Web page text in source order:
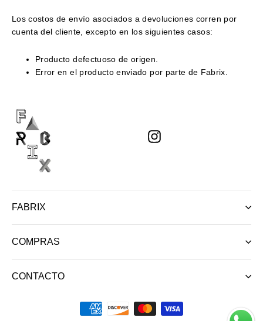
Los costos de envío asociados a devoluciones corren por
cuenta del cliente, excepto en los siguientes casos:
Producto defectuoso de origen.
Error en el producto enviado por parte de Fabrix.
Instagram
FABRIX
COMPRAS
CONTACTO